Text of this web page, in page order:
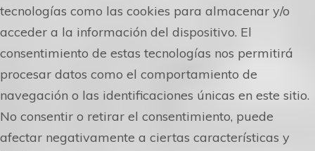
tecnologías como las cookies para almacenar y/o
acceder a la información del dispositivo. El
consentimiento de estas tecnologías nos permitirá
procesar datos como el comportamiento de
navegación o las identificaciones únicas en este sitio.
No consentir o retirar el consentimiento, puede
afectar negativamente a ciertas características y